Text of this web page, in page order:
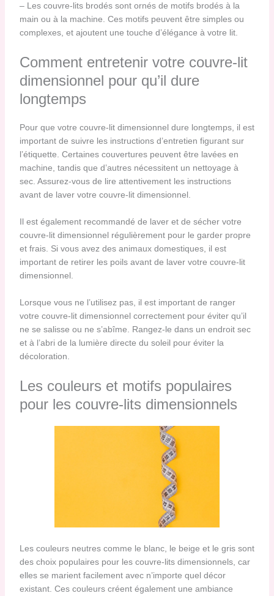
– Les couvre-lits brodés sont ornés de motifs brodés à la
main ou à la machine. Ces motifs peuvent être simples ou
complexes, et ajoutent une touche d’élégance à votre lit.
Comment entretenir votre couvre-lit
dimensionnel pour qu’il dure
longtemps
Pour que votre couvre-lit dimensionnel dure longtemps, il est
important de suivre les instructions d’entretien figurant sur
l’étiquette. Certaines couvertures peuvent être lavées en
machine, tandis que d’autres nécessitent un nettoyage à
sec. Assurez-vous de lire attentivement les instructions
avant de laver votre couvre-lit dimensionnel.
Il est également recommandé de laver et de sécher votre
couvre-lit dimensionnel régulièrement pour le garder propre
et frais. Si vous avez des animaux domestiques, il est
important de retirer les poils avant de laver votre couvre-lit
dimensionnel.
Lorsque vous ne l’utilisez pas, il est important de ranger
votre couvre-lit dimensionnel correctement pour éviter qu’il
ne se salisse ou ne s’abîme. Rangez-le dans un endroit sec
et à l’abri de la lumière directe du soleil pour éviter la
décoloration.
Les couleurs et motifs populaires
pour les couvre-lits dimensionnels
Les couleurs neutres comme le blanc, le beige et le gris sont
des choix populaires pour les couvre-lits dimensionnels, car
elles se marient facilement avec n’importe quel décor
existant. Ces couleurs créent également une ambiance